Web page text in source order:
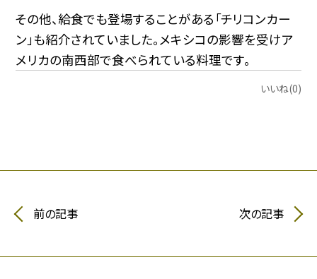
その他、給食でも登場することがある「チリコンカー
ン」も紹介されていました。メキシコの影響を受けア
メリカの南西部で食べられている料理です。
いいね(0)
前の記事 次の記事